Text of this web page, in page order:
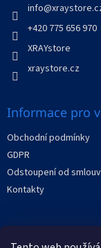
info@
+420 775 656 970
XRAYstore
xraystore.cz
Informace pro
Obchodní podmínky
GDPR
Odstoupení od
Kontakty
Facebook